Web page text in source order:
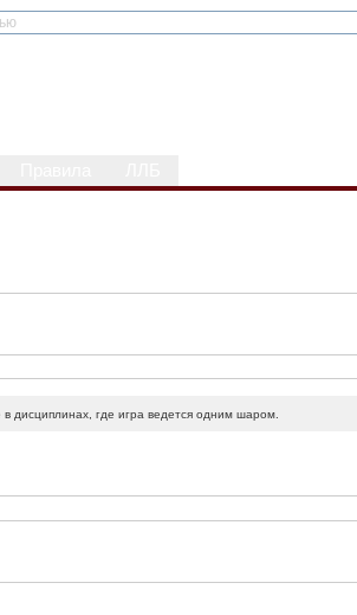
дисциплинах, где игра ведется одним шаром.